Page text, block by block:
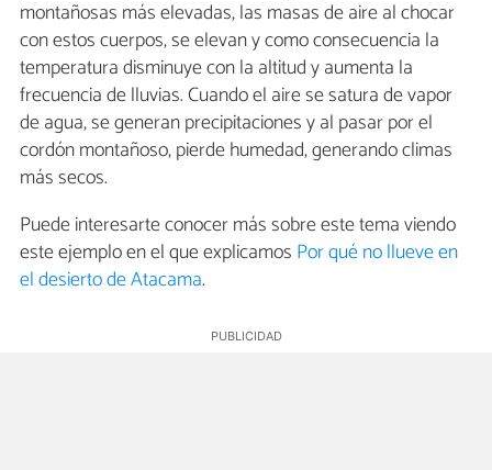
montañosas más elevadas, las masas de aire al chocar
con estos cuerpos, se elevan y como consecuencia la
temperatura disminuye con la altitud y aumenta la
frecuencia de lluvias. Cuando el aire se satura de vapor
de agua, se generan precipitaciones y al pasar por el
cordón montañoso, pierde humedad, generando climas
más secos.
Puede interesarte conocer más sobre este tema viendo
este ejemplo en el que explicamos Por qué no llueve en
el desierto de Atacama.